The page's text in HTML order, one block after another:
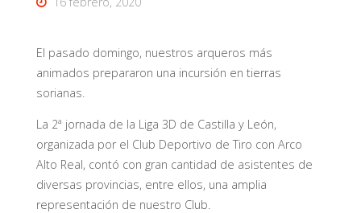
El pasado domingo, nuestros arqueros más
animados prepararon una incursión en tierras
sorianas.
La 2ª jornada de la Liga 3D de Castilla y León,
organizada por el Club Deportivo de Tiro con Arco
Alto Real, contó con gran cantidad de asistentes de
diversas provincias, entre ellos, una amplia
representación de nuestro Club.